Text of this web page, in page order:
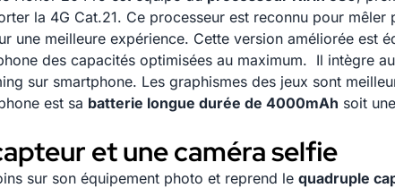
la 4G Cat.21. Ce processeur est reconnu pour mêler
une meilleure expérience. Cette version améliorée est
des capacités optimisées au maximum. Il intègre
sur smartphone. Les graphismes des jeux sont
est sa batterie longue durée de 4000mAh soit
et une caméra selfie
sur son équipement photo et reprend le quadruple